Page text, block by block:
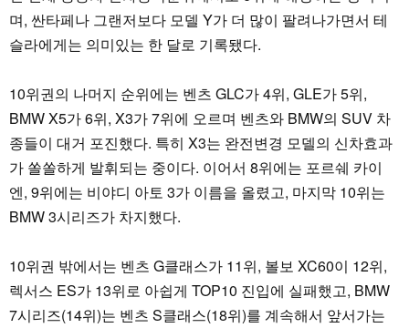
며, 싼타페나 그랜저보다 모델 Y가 더 많이 팔려나가면서 테
슬라에게는 의미있는 한 달로 기록됐다.
10위권의 나머지 순위에는 벤츠 GLC가 4위, GLE가 5위,
BMW X5가 6위, X3가 7위에 오르며 벤츠와 BMW의 SUV 차
종들이 대거 포진했다. 특히 X3는 완전변경 모델의 신차효과
가 쏠쏠하게 발휘되는 중이다. 이어서 8위에는 포르쉐 카이
엔, 9위에는 비야디 아토 3가 이름을 올렸고, 마지막 10위는
BMW 3시리즈가 차지했다.
10위권 밖에서는 벤츠 G클래스가 11위, 볼보 XC60이 12위,
렉서스 ES가 13위로 아쉽게 TOP10 진입에 실패했고, BMW
7시리즈(14위)는 벤츠 S클래스(18위)를 계속해서 앞서가는